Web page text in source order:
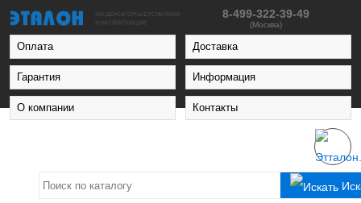
8-499-322-39-49
(Москва)
Оплата Доставка
Гарантия Информация
О компании Контакты